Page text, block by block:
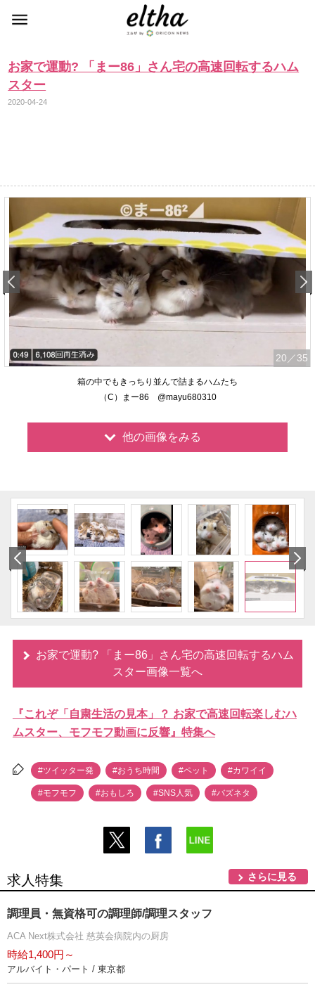
お家で運動? 「まー86」さん宅の高速回転するハム
スター
2020-04-24
20 ／35
箱の中でもきっちり並んで詰まるハムたち
（C）まー86 @mayu680310
他の画像をみる
お家で運動? 「まー86」さん宅の高速回転するハム
スター画像一覧へ
『これぞ「自粛生活の見本」？ お家で高速回転楽しむハ
ムスター、モフモフ動画に反響』特集へ
#ツイッター発 #おうち時間 #ペット #カワイイ
#モフモフ #おもしろ #SNS人気 #バズネタ
求人特集 さらに見る
調理員・無資格可の調理師/調理スタッフ
ACA Next株式会社 慈英会病院内の厨房
時給1,400円～
アルバイト・パート / 東京都